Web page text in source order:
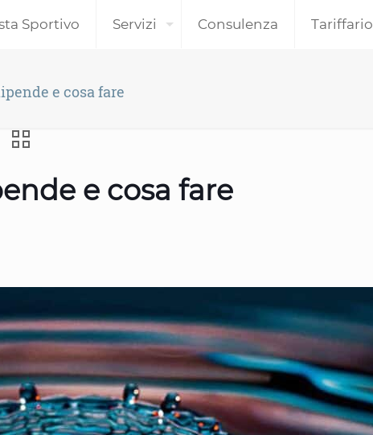
Sportivo Servizi Consulenza Tariffario
e cosa fare
e cosa fare